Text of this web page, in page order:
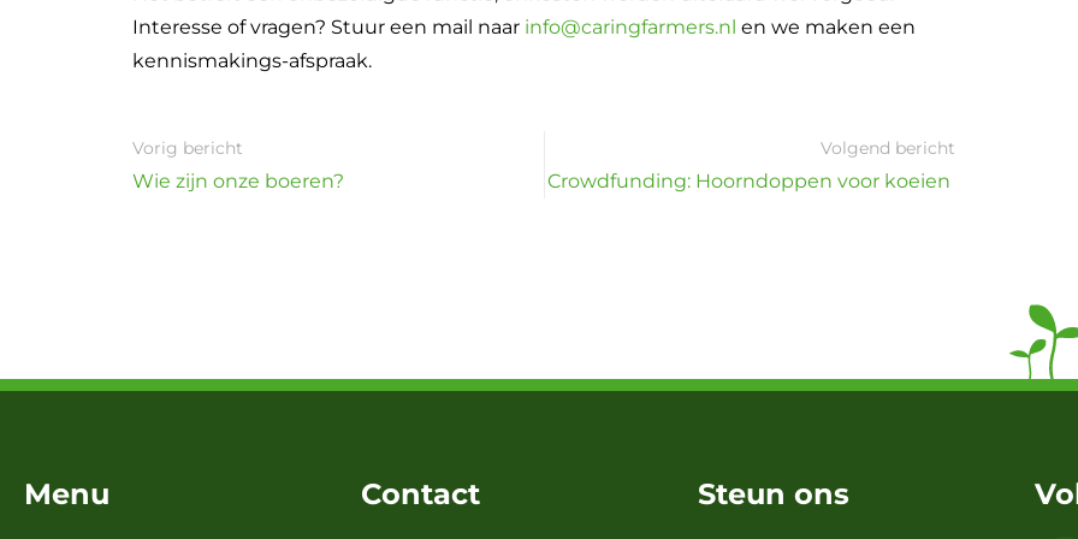
Interesse of vragen? Stuur een mail naar info@caringfarmers.nl en we maken een
kennismakings-afspraak.
Vorig bericht
Wie zijn onze boeren?
Volgend bericht
Crowdfunding: Hoorndoppen voor koeien
Menu Contact Steun ons